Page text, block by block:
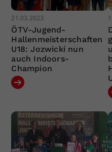
21.03.2023
ÖTV-Jugend-
Hallenmeisterschaften
U18: Jozwicki nun
auch Indoors-
Champion